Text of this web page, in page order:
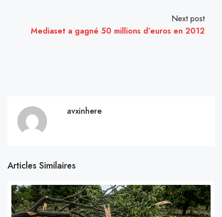
Next post
Mediaset a gagné 50 millions d’euros en 2012
avxinhere
Articles Similaires